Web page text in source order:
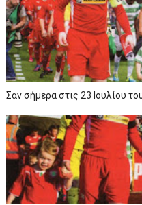
Σαν σήμερα στις 23 Ιουλίου